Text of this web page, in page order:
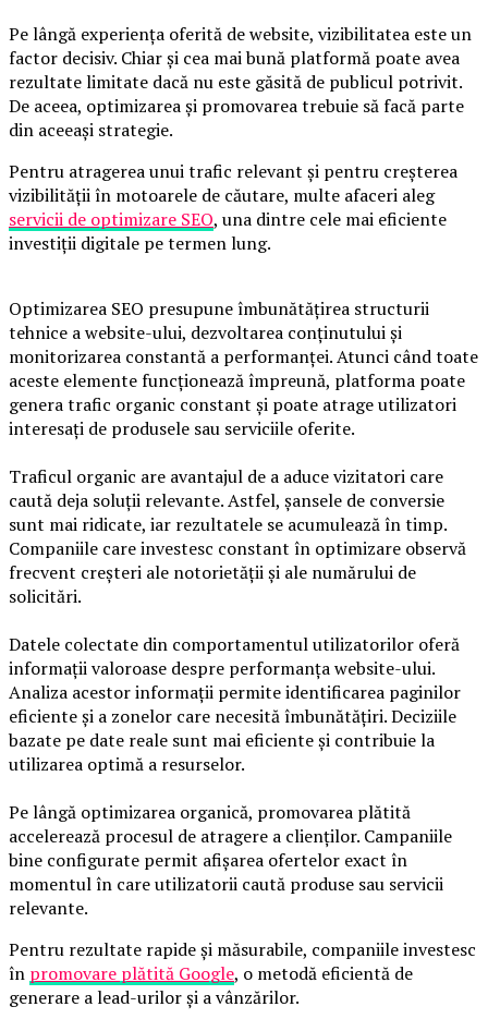
Pe lângă experiența oferită de website, vizibilitatea este un
factor decisiv. Chiar și cea mai bună platformă poate avea
rezultate limitate dacă nu este găsită de publicul potrivit.
De aceea, optimizarea și promovarea trebuie să facă parte
din aceeași strategie.
Pentru atragerea unui trafic relevant și pentru creșterea
vizibilității în motoarele de căutare, multe afaceri aleg
servicii de optimizare SEO, una dintre cele mai eficiente
investiții digitale pe termen lung.
Optimizarea SEO presupune îmbunătățirea structurii
tehnice a website-ului, dezvoltarea conținutului și
monitorizarea constantă a performanței. Atunci când toate
aceste elemente funcționează împreună, platforma poate
genera trafic organic constant și poate atrage utilizatori
interesați de produsele sau serviciile oferite.
Traficul organic are avantajul de a aduce vizitatori care
caută deja soluții relevante. Astfel, șansele de conversie
sunt mai ridicate, iar rezultatele se acumulează în timp.
Companiile care investesc constant în optimizare observă
frecvent creșteri ale notorietății și ale numărului de
solicitări.
Datele colectate din comportamentul utilizatorilor oferă
informații valoroase despre performanța website-ului.
Analiza acestor informații permite identificarea paginilor
eficiente și a zonelor care necesită îmbunătățiri. Deciziile
bazate pe date reale sunt mai eficiente și contribuie la
utilizarea optimă a resurselor.
Pe lângă optimizarea organică, promovarea plătită
accelerează procesul de atragere a clienților. Campaniile
bine configurate permit afișarea ofertelor exact în
momentul în care utilizatorii caută produse sau servicii
relevante.
Pentru rezultate rapide și măsurabile, companiile investesc
în promovare plătită Google, o metodă eficientă de
generare a lead-urilor și a vânzărilor.